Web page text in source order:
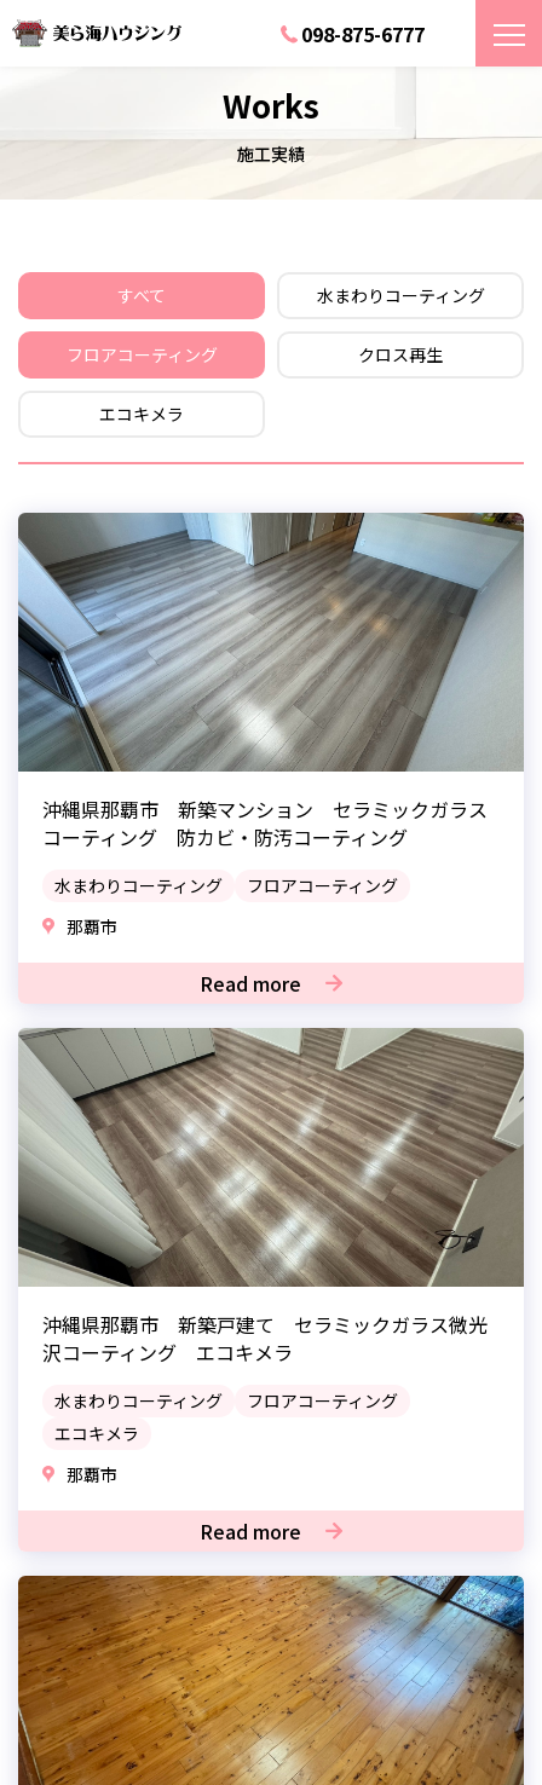
098-875-6777
Works
施工実績
すべて 水まわりコーティング
フロアコーティング クロス再生
エコキメラ
沖縄県那覇市 新築マンション セラミックガラス
コーティング 防カビ・防汚コーティング
水まわりコーティング
フロアコーティング
那覇市
Read more
沖縄県那覇市 新築戸建て セラミックガラス微光
沢コーティング エコキメラ
水まわりコーティング
フロアコーティング
エコキメラ
那覇市
Read more